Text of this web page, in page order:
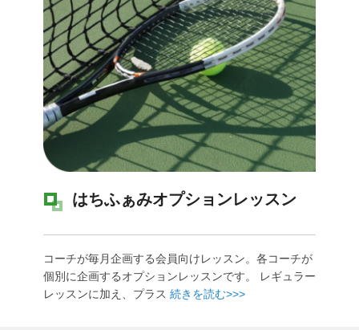
はちふぁみオプションレッスン
コーチが毎月企画する会員向けレッスン。各コーチが
個別に企画するオプションレッスンです。 レギュラー
レッスンに加え、プラス 続きを読む>>>